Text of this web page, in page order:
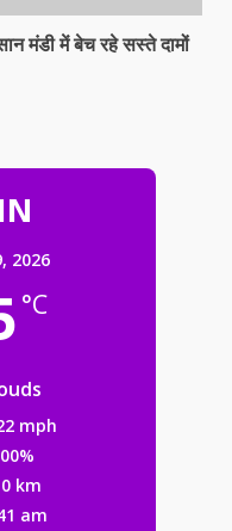
मंडी में बेच रहे सस्ते दामों
2026
°C
mph
km
am